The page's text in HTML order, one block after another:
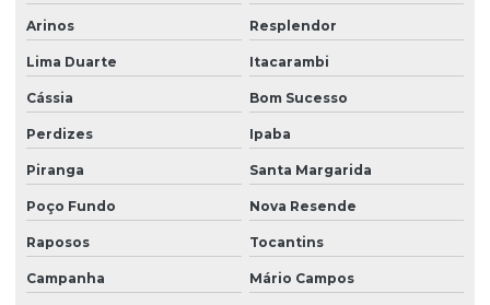
Arinos Resplendor
Lima Duarte Itacarambi
Cássia Bom Sucesso
Perdizes Ipaba
Piranga Santa Margarida
Poço Fundo Nova Resende
Raposos Tocantins
Campanha Mário Campos